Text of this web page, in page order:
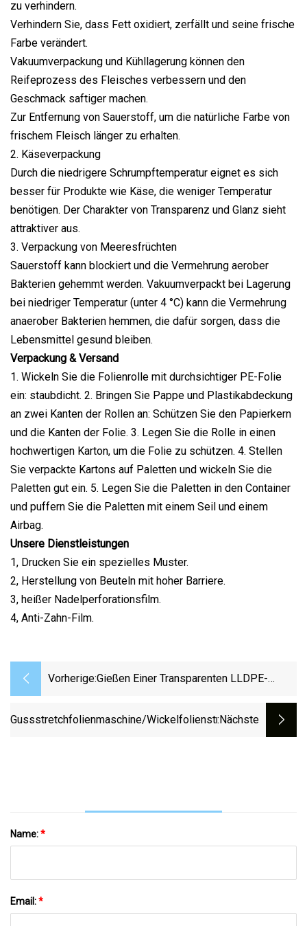
zu verhindern.
Verhindern Sie, dass Fett oxidiert, zerfällt und seine frische
Farbe verändert.
Vakuumverpackung und Kühllagerung können den
Reifeprozess des Fleisches verbessern und den
Geschmack saftiger machen.
Zur Entfernung von Sauerstoff, um die natürliche Farbe von
frischem Fleisch länger zu erhalten.
2. Käseverpackung
Durch die niedrigere Schrumpftemperatur eignet es sich
besser für Produkte wie Käse, die weniger Temperatur
benötigen. Der Charakter von Transparenz und Glanz sieht
attraktiver aus.
3. Verpackung von Meeresfrüchten
Sauerstoff kann blockiert und die Vermehrung aerober
Bakterien gehemmt werden. Vakuumverpackt bei Lagerung
bei niedriger Temperatur (unter 4 °C) kann die Vermehrung
anaerober Bakterien hemmen, die dafür sorgen, dass die
Lebensmittel gesund bleiben.
Verpackung & Versand
1. Wickeln Sie die Folienrolle mit durchsichtiger PE-Folie
ein: staubdicht. 2. Bringen Sie Pappe und Plastikabdeckung
an zwei Kanten der Rollen an: Schützen Sie den Papierkern
und die Kanten der Folie. 3. Legen Sie die Rolle in einen
hochwertigen Karton, um die Folie zu schützen. 4. Stellen
Sie verpackte Kartons auf Paletten und wickeln Sie die
Paletten gut ein. 5. Legen Sie die Paletten in den Container
und puffern Sie die Paletten mit einem Seil und einem
Airbag.
Unsere Dienstleistungen
1, Drucken Sie ein spezielles Muster.
2, Herstellung von Beuteln mit hoher Barriere.
3, heißer Nadelperforationsfilm.
4, Anti-Zahn-Film.
Vorherige:Gießen Einer Transparenten LLDPE-
Stretchfolie
Gussstretchfolienmaschine/Wickelfolienstretchmaschine
:nächste
Name:*
Email:*